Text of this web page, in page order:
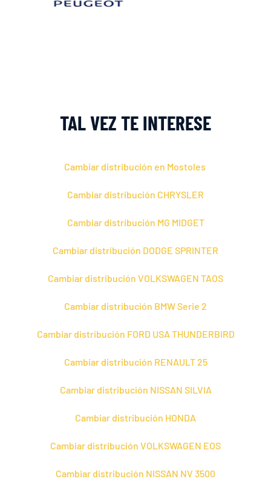
TAL VEZ TE INTERESE
Cambiar distribución en Mostoles
Cambiar distribución CHRYSLER
Cambiar distribución MG MIDGET
Cambiar distribución DODGE SPRINTER
Cambiar distribución VOLKSWAGEN TAOS
Cambiar distribución BMW Serie 2
Cambiar distribución FORD USA THUNDERBIRD
Cambiar distribución RENAULT 25
Cambiar distribución NISSAN SILVIA
Cambiar distribución HONDA
Cambiar distribución VOLKSWAGEN EOS
Cambiar distribución NISSAN NV 3500